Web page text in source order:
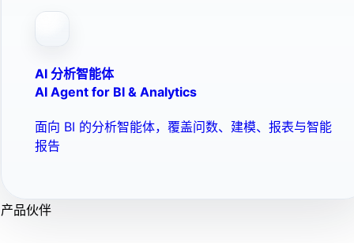
AI 分析智能体
AI Agent for BI & Analytics
面向 BI 的分析智能体，覆盖问数、建模、报表与智能
报告
产品伙伴